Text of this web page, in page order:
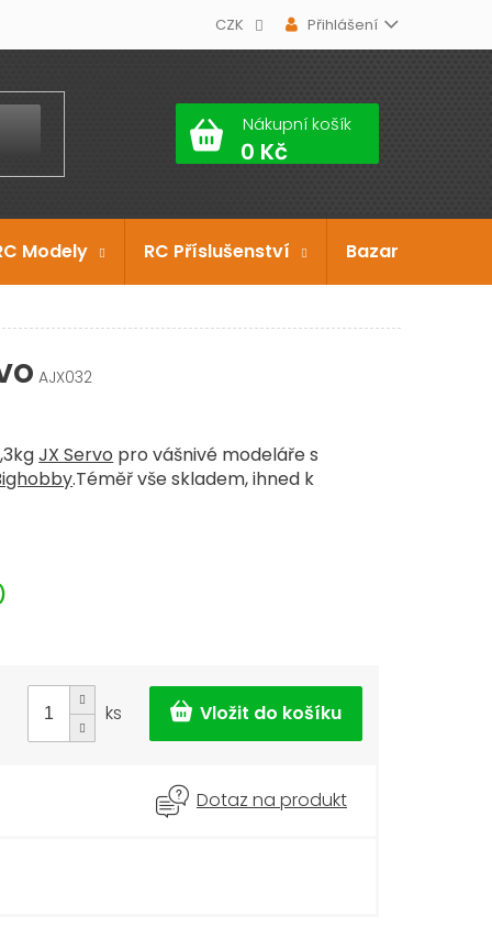
CZK Přihlášení
Nákupní košík
Modely RC Příslušenství Bazar
AJX032
JX Servo pro vášnivé modeláře s
.Téměř vše skladem, ihned k
ks
Dotaz na produkt